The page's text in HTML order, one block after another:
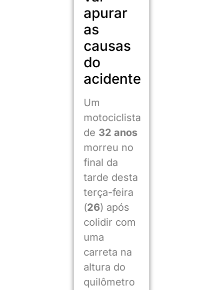
apurar
as
causas
do
acidente
Um
motociclista
de 32 anos
morreu no
final da
tarde desta
terça-feira
(26) após
colidir com
uma
carreta na
altura do
quilômetro